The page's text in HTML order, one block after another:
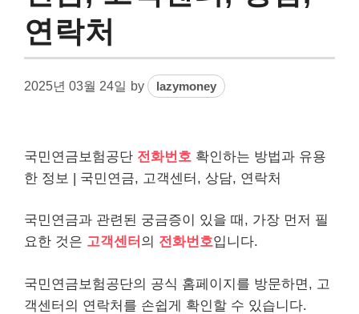
연락처
2025년 03월 24일 by lazymoney
국민연금 보험공단 전화번호 확인하는 방법과 유용
한 정보 | 국민 연금, 고객센터, 상담, 연락처
국민연금과 관련된 궁금증이 있을 때, 가장 먼저 필
요한 것은 고객센터 의 전화번호입니다.
국민연금보험공단의 공식 홈페이지를 방문하면, 고
객센터의 연락처를 손쉽게 확인할 수 있습니다.